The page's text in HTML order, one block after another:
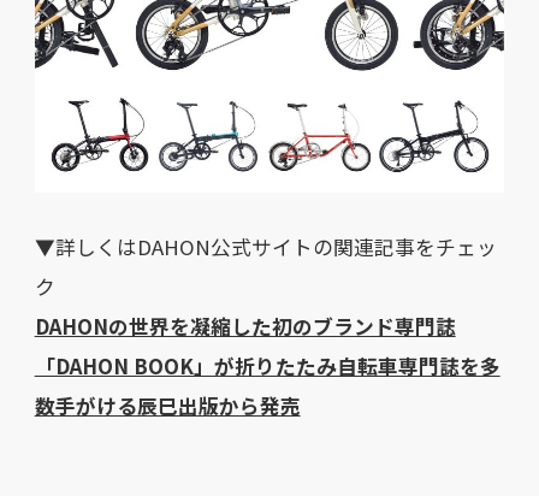
▼詳しくはDAHON公式サイトの関連記事をチェッ
ク
DAHONの世界を凝縮した初のブランド専門誌
「DAHON BOOK」が折りたたみ自転車専門誌を多
数手がける辰巳出版から発売